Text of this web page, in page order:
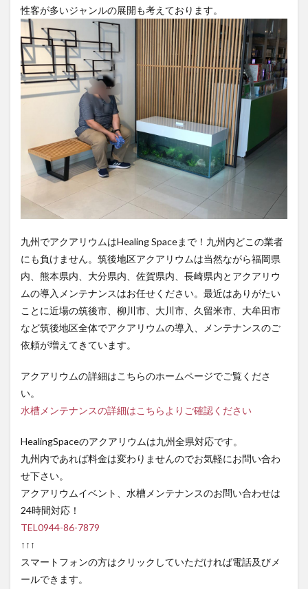
性客が多いジャンルの展開も考えております。
九州でアクアリウムはHealing Spaceまで！九州内どこの業者
にも負けません。筑後地区アクアリウムは当然ながら福岡県
内、熊本県内、大分県内、佐賀県内、長崎県内とアクアリウ
ムの導入メンテナンスはお任せください。最近はありがたい
ことに近場の筑後市、柳川市、大川市、久留米市、大牟田市
など筑後地区全体でアクアリウムの導入、メンテナンスのご
依頼が増えてきています。
アクアリウムの詳細はこちらのホームページでご覧くださ
い。
水槽メンテナンスの詳細はこちらよりご確認ください
HealingSpaceのアクアリウムは九州全県対応です。
九州内であれば料金は変わりませんのでお気軽にお問い合わ
せ下さい。
アクアリウムイベント、水槽メンテナンスのお問い合わせは
24時間対応！
TEL0944-86-7879
↑↑↑
スマートフォンの方はクリックしていただければ電話及びメ
ールできます。